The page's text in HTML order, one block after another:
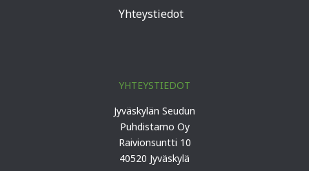
Yhteystiedot
YHTEYSTIEDOT
Jyväskylän Seudun
Puhdistamo Oy
Raivionsuntti 10
40520 Jyväskylä